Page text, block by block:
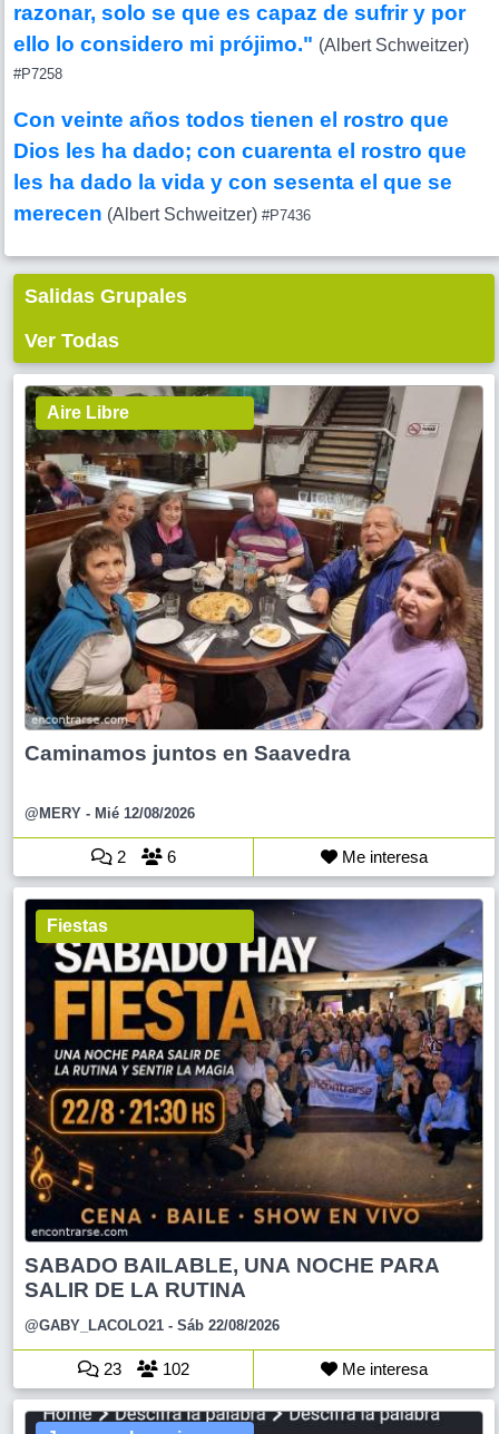
razonar, solo se que es capaz de sufrir y por
ello lo considero mi prójimo." (Albert Schweitzer)
#P7258
Con veinte años todos tienen el rostro que
Dios les ha dado; con cuarenta el rostro que
les ha dado la vida y con sesenta el que se
merecen (Albert Schweitzer) #P7436
Salidas Grupales
Ver Todas
Aire Libre
Caminamos juntos en Saavedra
@MERY - Mié 12/08/2026
2 6 Me interesa
Fiestas
SABADO BAILABLE, UNA NOCHE PARA
SALIR DE LA RUTINA
@GABY_LACOLO21 - Sáb 22/08/2026
23 102 Me interesa